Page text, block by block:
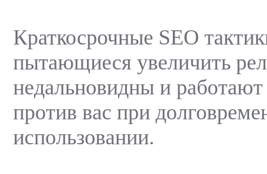
Краткосрочные SEO
пытающиеся увеличить
недальновидны и работают
против вас при
использовании.